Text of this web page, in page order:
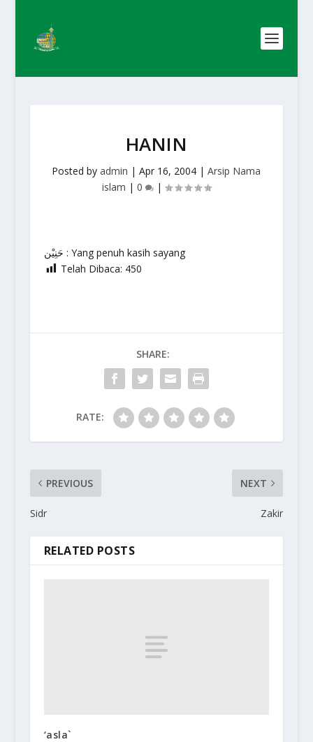
HANIN
Posted byadmin |Apr 16, 2004 |Arsip Nama
islam | 0 |
حَنِيْن : Yang penuh kasih sayang
Telah Dibaca: 450
SHARE:
RATE:
PREVIOUS
Sidr
NEXT
Zakir
RELATED POSTS
‘asla`